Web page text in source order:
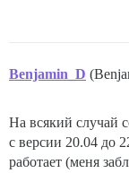
Benjamin_D
На всякий случай
с версии 20.04 до
работает (меня